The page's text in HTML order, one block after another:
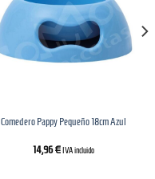
Comedero Pappy Pequeño 18cm Azul
14,96€IVA incluido